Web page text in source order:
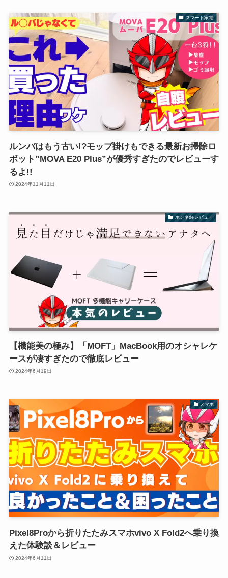
スマート家電
ルンバはもう古い!?モップ掛けもできる最新お掃除ロ
ボット”MOVA E20 Plus”が優秀すぎたのでレビューす
るよ!!
2024年11月11日
ホンネdeレビュー
【機能美の極み】「MOFT」MacBook用のオシャレケ
ースが凄すぎたので徹底レビュー
2024年6月19日
スマホ
Pixel8Proから折りたたみスマホvivo X Fold2へ乗り換
えた体験談＆レビュー
2024年6月11日